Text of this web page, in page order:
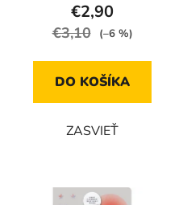
€2,90
€3,10 (–6 %)
DO KOŠÍKA
ZASVIEŤ